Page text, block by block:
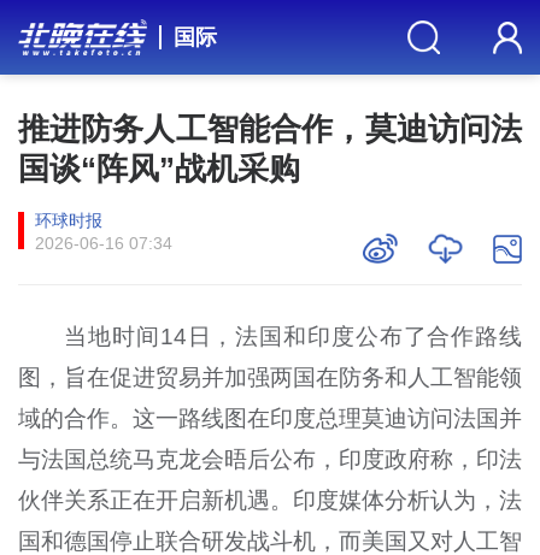
国际
推进防务人工智能合作，莫迪访问法
国谈“阵风”战机采购
环球时报
2026-06-16 07:34
当地时间14日，法国和印度公布了合作路线
图，旨在促进贸易并加强两国在防务和人工智能领
域的合作。这一路线图在印度总理莫迪访问法国并
与法国总统马克龙会晤后公布，印度政府称，印法
伙伴关系正在开启新机遇。印度媒体分析认为，法
国和德国停止联合研发战斗机，而美国又对人工智